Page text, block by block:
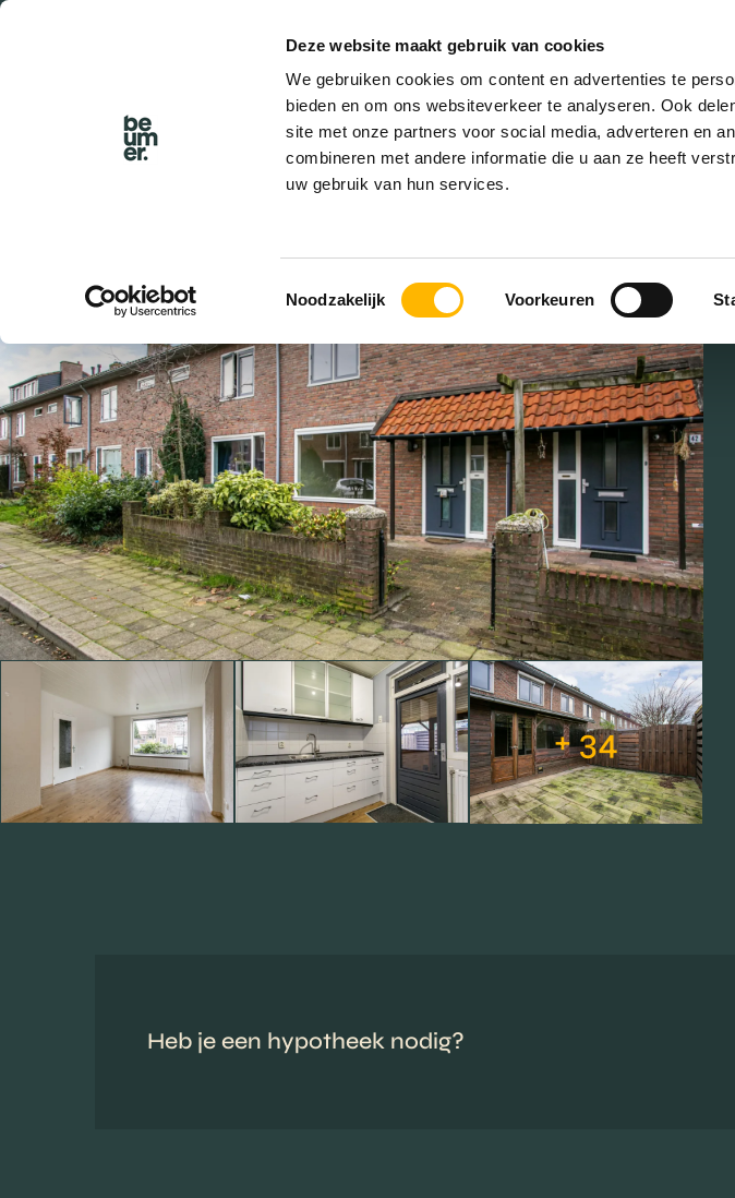
Deze website maakt gebruik van cookies
We gebruiken cookies om content en advertenties te
bieden en om ons websiteverkeer te analyseren. Ook
site met onze partners voor social media, adverteren en
combineren met andere informatie die u aan ze heeft
uw gebruik van hun services.
Toestemmingsselectie
Noodzakelijk Voorkeuren
+ 34
Heb je een hypotheek nodig?